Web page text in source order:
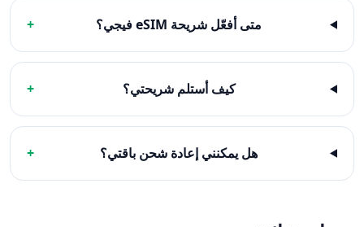
متى أفعّل شريحة eSIM فيجي؟ +
كيف أستلم شريحتي؟ +
هل يمكنني إعادة شحن باقتي؟ +